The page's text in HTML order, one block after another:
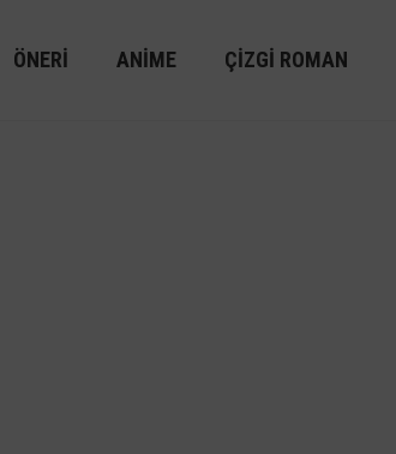
ÖNERI ANIME ÇIZGI ROMAN